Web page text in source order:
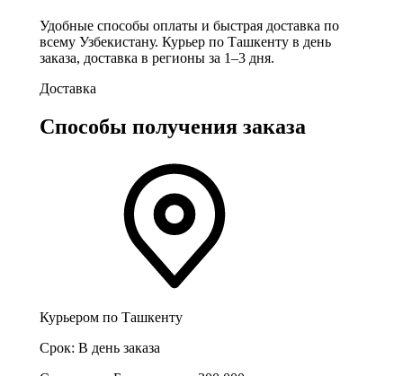
Удобные способы оплаты и быстрая доставка по
всему Узбекистану. Курьер по Ташкенту в день
заказа, доставка в регионы за 1–3 дня.
Доставка
Способы получения заказа
Курьером по Ташкенту
Срок: В день заказа